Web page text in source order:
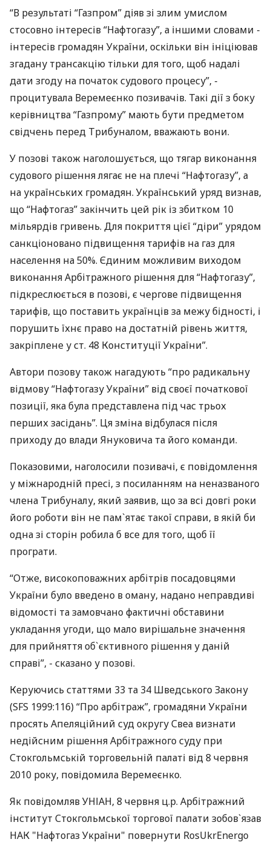
“В результаті “Газпром” діяв зі злим умислом
стосовно інтересів “Нафтогазу”, а іншими словами -
інтересів громадян України, оскільки він ініціював
згадану трансакцію тільки для того, щоб надалі
дати згоду на початок судового процесу”, -
процитувала Веремеєнко позивачів. Такі дії з боку
керівництва “Газпрому” мають бути предметом
свідчень перед Трибуналом, вважають вони.
У позові також наголошується, що тягар виконання
судового рішення лягає не на плечі “Нафтогазу”, а
на українських громадян. Український уряд визнав,
що “Нафтогаз” закінчить цей рік із збитком 10
мільярдів гривень. Для покриття цієї “діри” урядом
санкціоновано підвищення тарифів на газ для
населення на 50%. Єдиним можливим виходом
виконання Арбітражного рішення для “Нафтогазу”,
підкреслюється в позові, є чергове підвищення
тарифів, що поставить українців за межу бідності, і
порушить їхнє право на достатній рівень життя,
закріплене у ст. 48 Конституції України”.
Автори позову також нагадують “про радикальну
відмову “Нафтогазу України” від своєї початкової
позиції, яка була представлена під час трьох
перших засідань”. Ця зміна відбулася після
приходу до влади Януковича та його команди.
Показовими, наголосили позивачі, є повідомлення
у міжнародній пресі, з посиланням на неназваного
члена Трибуналу, який заявив, що за всі довгі роки
його роботи він не пам`ятає такої справи, в якій би
одна зі сторін робила б все для того, щоб її
програти.
“Отже, високоповажних арбітрів посадовцями
України було введено в оману, надано неправдиві
відомості та замовчано фактичні обставини
укладання угоди, що мало вирішальне значення
для прийняття об`єктивного рішення у даній
справі”, - сказано у позові.
Керуючись статтями 33 та 34 Шведського Закону
(SFS 1999:116) “Про арбітраж”, громадяни України
просять Апеляційний суд округу Свеа визнати
недійсним рішення Арбітражного суду при
Стокгольмській торговельній палаті від 8 червня
2010 року, повідомила Веремеєнко.
Як повідомляв УНІАН, 8 червня ц.р. Арбітражний
інститут Стокгольмської торгової палати зобов`язав
НАК "Нафтогаз України" повернути RosUkrEnergo